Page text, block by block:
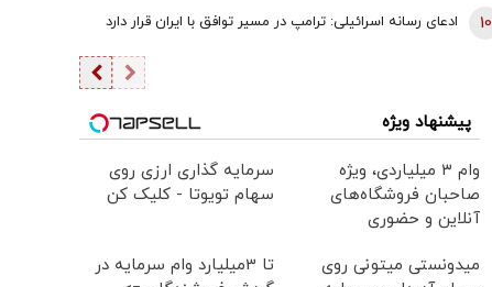
ادعای رسانه اسرائیلی: ترامپ در مسیر توافق با ایران قرار دارد 10
پیشنهاد ویژه
وام ۳ میلیاردی، ویژه
صاحبان فروشگاه‌های
آنلاین و حضوری
سرمایه گذاری ارزی روی
سهام تویوتا - کلیک کن
میدونستی میتونی روی
تا 3میلیارد وام سرمایه در